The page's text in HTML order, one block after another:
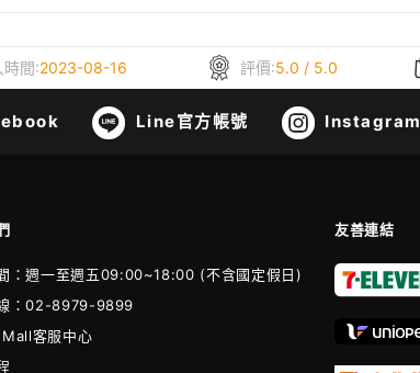
時間:2023-08-16 評價:5.0 / 5.0
Line官方帳號 Instagram
友善連結
：週一至週五09:00~18:00 (不含國定假日)
：02-8979-9899
客服中心